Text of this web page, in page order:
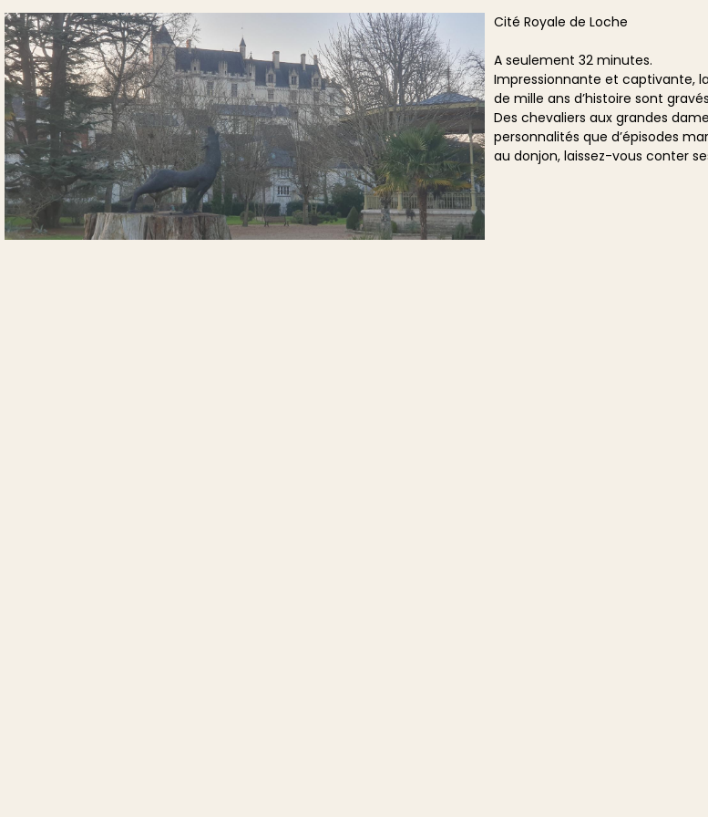
Cité Royale de Loche
A seulement 32 minutes.
Impressionnante et captivante,
de mille ans d’histoire sont
Des chevaliers aux grandes
personnalités que d’épisodes
au donjon, laissez-vous conter